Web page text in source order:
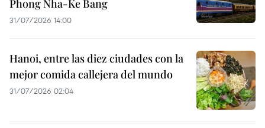
Phong Nha-Ke Bang
31/07/2026 14:00
Hanoi, entre las diez ciudades con la
mejor comida callejera del mundo
31/07/2026 02:04